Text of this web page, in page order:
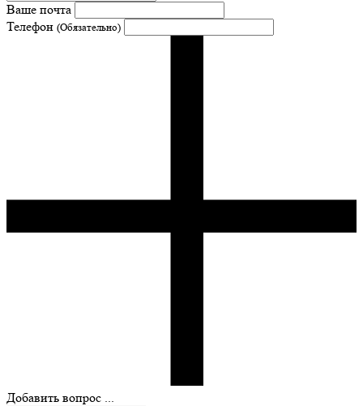
Ваше почта
Телефон (Обязательно)
Добавить вопрос ...